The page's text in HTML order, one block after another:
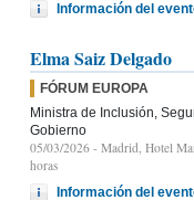
Información del
Elma Saiz Delgado
FÓRUM EUROPA
Ministra de Inclusión,
Gobierno
05/03/2026 - Madrid, Hotel
horas
Información del